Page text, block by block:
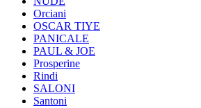
Orciani
OSCAR TIYE
PANICALE
PAUL & JOE
Prosperine
Rindi
SALONI
Santoni